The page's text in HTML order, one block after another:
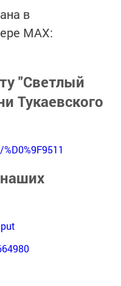
в
MАХ:
"Светлый
Тукаевского